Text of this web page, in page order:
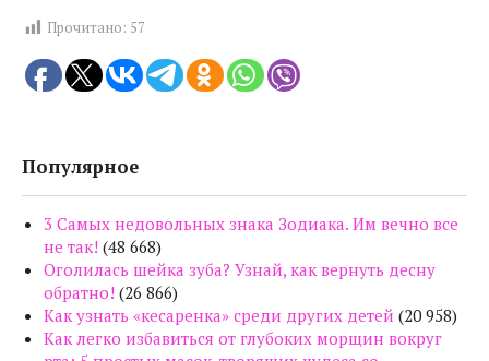
Прочитано: 57
Популярное
3 Самых недовольных знака Зодиака. Им вечно все
не так! (48 668)
Оголилась шейка зуба? Узнай, как вернуть десну
обратно! (26 866)
Как узнать «кесаренка» среди других детей (20 958)
Как легко избавиться от глубоких морщин вокруг